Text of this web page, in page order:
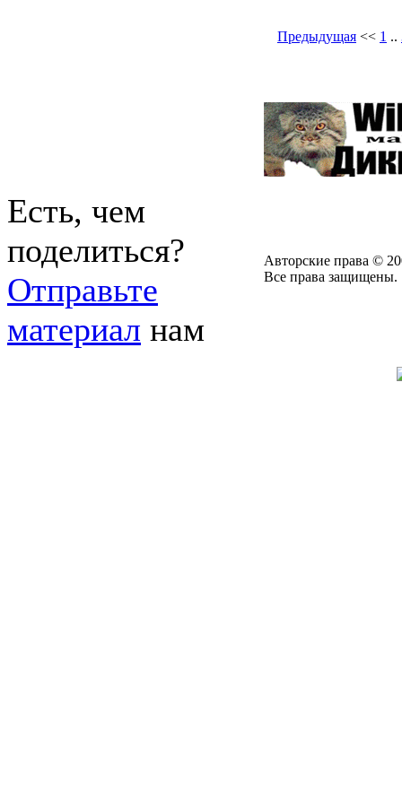
Предыдущая << 1 ..
Есть, чем
поделиться?
Отправьте
материал нам
Авторские права ©
Все права защищены.